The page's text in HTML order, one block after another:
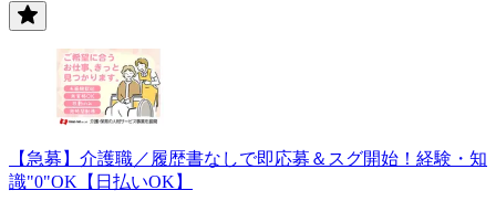
【急募】介護職／履歴書なしで即応募＆スグ開始！経験・知
識"0"OK【日払いOK】